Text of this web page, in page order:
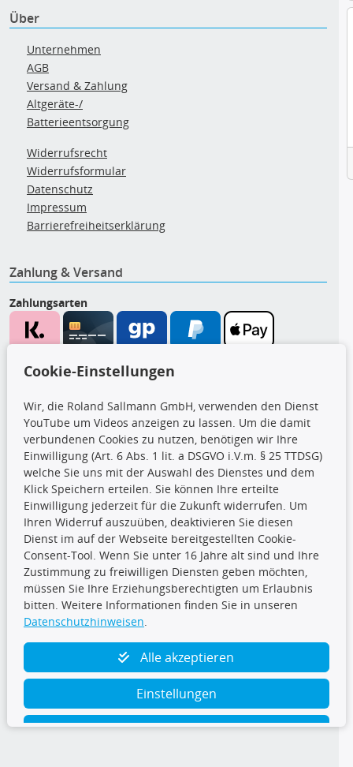
Über
Unternehmen
AGB
Versand & Zahlung
Altgeräte-/
Batterieentsorgung
Widerrufsrecht
Widerrufsformular
Datenschutz
Impressum
Barrierefreiheitserklärung
Zahlung & Versand
Zahlungsarten
CARAT Gruppe
Folge uns
TecDoc Inside
Cookie-Einstellungen
Wir, die Roland Sallmann GmbH, verwenden den Dienst
YouTube um Videos anzeigen zu lassen. Um die damit
verbundenen Cookies zu nutzen, benötigen wir Ihre
Einwilligung (Art. 6 Abs. 1 lit. a DSGVO i.V.m. § 25 TTDSG)
welche Sie uns mit der Auswahl des Dienstes und dem
Klick Speichern erteilen. Sie können Ihre erteilte
Einwilligung jederzeit für die Zukunft widerrufen. Um
Ihren Widerruf auszuüben, deaktivieren Sie diesen
Dienst im auf der Webseite bereitgestellten Cookie-
Consent-Tool. Wenn Sie unter 16 Jahre alt sind und Ihre
Zustimmung zu freiwilligen Diensten geben möchten,
müssen Sie Ihre Erziehungsberechtigten um Erlaubnis
bitten. Weitere Informationen finden Sie in unseren
Datenschutzhinweisen.
Alle akzeptieren
Einstellungen
Ablehnen